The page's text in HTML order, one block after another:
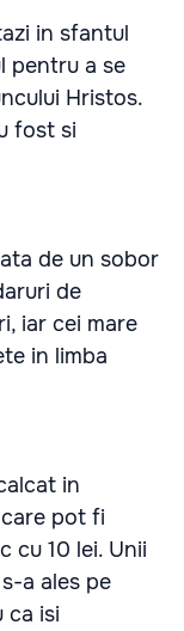
in sfantul
pentru a se
Hristos.
fost si
de un sobor
de
iar cei mare
in limba
in
pot fi
cu 10 lei. Unii
a ales pe
ca isi